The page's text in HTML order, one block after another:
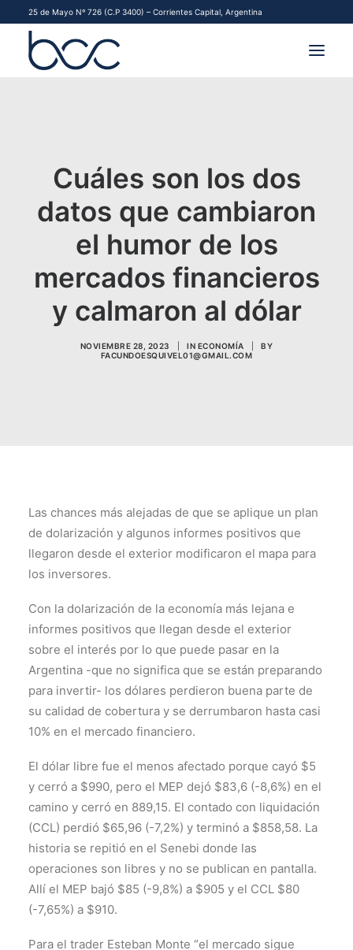
25 de Mayo Nº 726 (C.P 3400) – Corrientes Capital, Argentina
FINANCIAMIENTO PYME
CONTACTO
Cuáles son los dos
datos que cambiaron
el humor de los
mercados financieros
y calmaron al dólar
NOVIEMBRE 28, 2023 IN ECONOMÍA
BY
FACUNDOESQUIVEL01@GMAIL.COM
Las chances más alejadas de que se aplique un plan
de dolarización y algunos informes positivos que
llegaron desde el exterior modificaron el mapa para
los inversores.
Con la dolarización de la economía más lejana e
informes positivos que llegan desde el exterior
sobre el interés por lo que puede pasar en la
Argentina -que no significa que se están preparando
para invertir- los dólares perdieron buena parte de
su calidad de cobertura y se derrumbaron hasta casi
10% en el mercado financiero.
El dólar libre fue el menos afectado porque cayó $5
y cerró a $990, pero el MEP dejó $83,6 (-8,6%) en el
camino y cerró en 889,15. El contado con liquidación
(CCL) perdió $65,96 (-7,2%) y terminó a $858,58. La
historia se repitió en el Senebi donde las
operaciones son libres y no se publican en pantalla.
Allí el MEP bajó $85 (-9,8%) a $905 y el CCL $80
(-7,65%) a $910.
Para el trader Esteban Monte “el mercado sigue